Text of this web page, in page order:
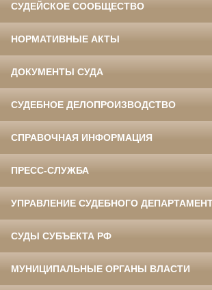
СУДЕЙСКОЕ СООБЩЕСТВО
НОРМАТИВНЫЕ АКТЫ
ДОКУМЕНТЫ СУДА
СУДЕБНОЕ ДЕЛОПРОИЗВОДСТВО
СПРАВОЧНАЯ ИНФОРМАЦИЯ
ПРЕСС-СЛУЖБА
УПРАВЛЕНИЕ СУДЕБНОГО
СУДЫ СУБЪЕКТА РФ
МУНИЦИПАЛЬНЫЕ ОРГАНЫ ВЛАСТИ